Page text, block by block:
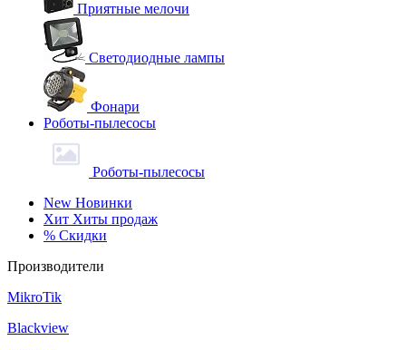
Приятные мелочи
Светодиодные лампы
Фонари
Роботы-пылесосы
Роботы-пылесосы
New Новинки
Хит Хиты продаж
% Скидки
Производители
MikroTik
Blackview